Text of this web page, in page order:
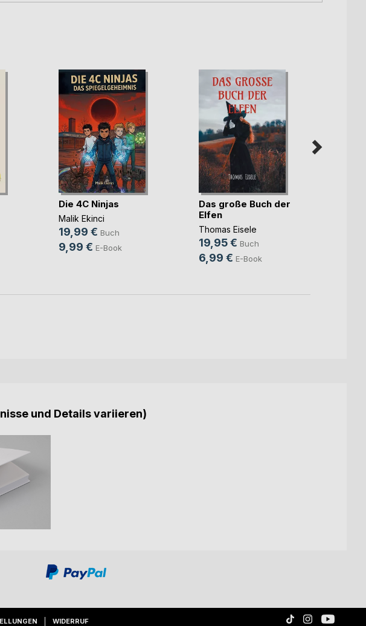
Die 4C Ninjas
Malik Ekinci
19,99 € Buch
9,99 € E-Book
Das große Buch der
Elfen
Thomas Eisele
19,95 € Buch
6,99 € E-Book
und Details variieren)
WIDERRUF